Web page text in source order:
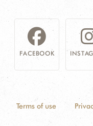
FACEBOOK
Terms of use